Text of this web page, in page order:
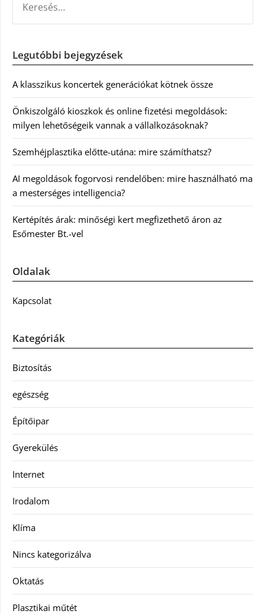
Legutóbbi bejegyzések
A klasszikus koncertek generációkat kötnek össze
Önkiszolgáló kioszkok és online fizetési megoldások:
milyen lehetőségeik vannak a vállalkozásoknak?
Szemhéjplasztika előtte-utána: mire számíthatsz?
AI megoldások fogorvosi rendelőben: mire használható ma
a mesterséges intelligencia?
Kertépítés árak: minőségi kert megfizethető áron az
Esőmester Bt.-vel
Oldalak
Kapcsolat
Kategóriák
Biztosítás
egészség
Építőipar
Gyerekülés
Internet
Irodalom
Klíma
Nincs kategorizálva
Oktatás
Plasztikai műtét